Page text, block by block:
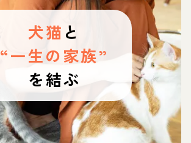
犬猫 と
“一生の家族”
を結ぶ